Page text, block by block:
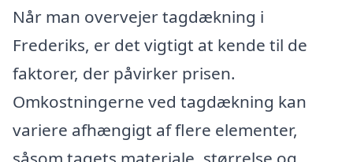
Når man overvejer tagdækning i
Frederiks, er det vigtigt at kende til de
faktorer, der påvirker prisen.
Omkostningerne ved tagdækning kan
variere afhængigt af flere elementer,